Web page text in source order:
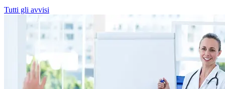
Tutti gli avvisi